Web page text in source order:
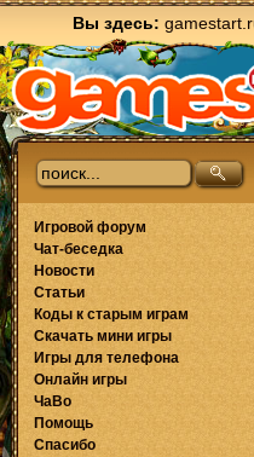
Вы здесь:
Игровой форум
Чат-беседка
Новости
Статьи
Коды к старым играм
Скачать мини игры
Игры для телефона
Онлайн игры
ЧаВо
Помощь
Спасибо